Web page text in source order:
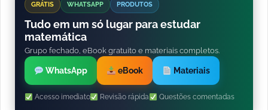
GRÁTIS WHATSAPP PRODUTOS
Tudo em um só lugar para estudar
matemática
Grupo fechado, eBook gratuito e materiais completos.
WhatsApp eBook Materiais
Acesso imediato Revisão rápida Questões comentadas